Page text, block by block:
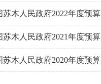
苏木人民政府2022年度预算
苏木人民政府2021年度预算
苏木人民政府2020年度预算